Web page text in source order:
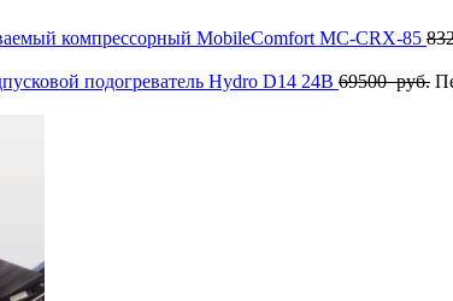
компрессорный MobileComfort MC-CRX-85
подогреватель Hydro D14 24В 69500руб.